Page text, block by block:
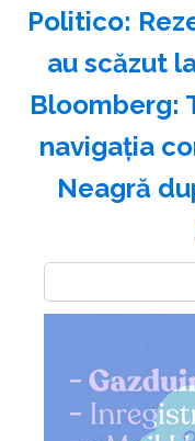
Politico:
au scăzut
Bloomberg:
navigaţia
Neagră